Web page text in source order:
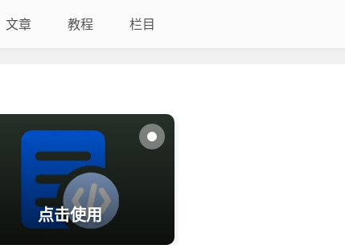
文章 教程 栏目
点击使用